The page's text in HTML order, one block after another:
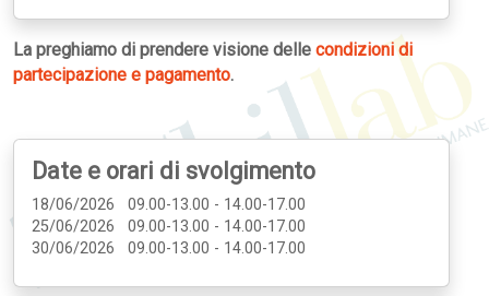
La preghiamo di prendere visione delle condizioni di
partecipazione e pagamento.
Date e orari di svolgimento
18/06/2026 09.00-13.00 - 14.00-17.00
25/06/2026 09.00-13.00 - 14.00-17.00
30/06/2026 09.00-13.00 - 14.00-17.00